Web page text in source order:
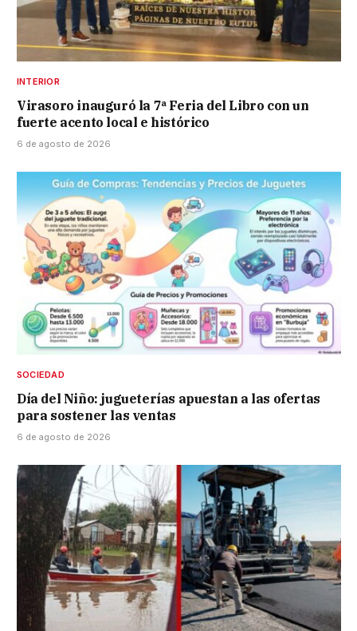
INTERIOR
Virasoro inauguró la 7ª Feria del Libro con un
fuerte acento local e histórico
6 de agosto de 2026
SOCIEDAD
Día del Niño: jugueterías apuestan a las ofertas
para sostener las ventas
6 de agosto de 2026